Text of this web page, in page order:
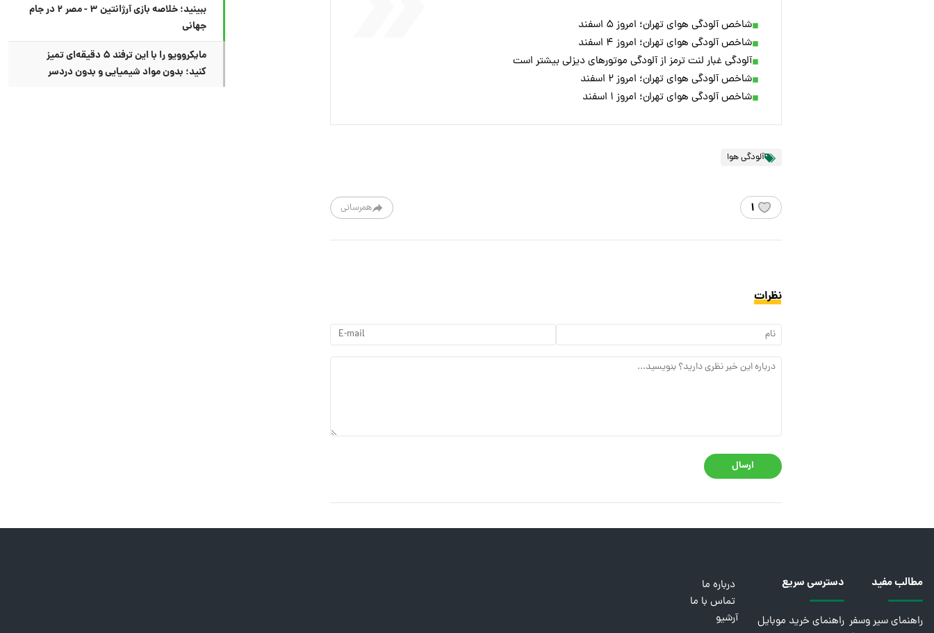
شاخص آلودگی هوای تهران؛ امروز ۵ اسفند
شاخص آلودگی هوای تهران؛ امروز ۴ اسفند
آلودگی غبار لنت ترمز از آلودگی موتورهای دیزلی بیشتر است
شاخص آلودگی هوای تهران؛ امروز ۲ اسفند
شاخص آلودگی هوای تهران؛ امروز ۱ اسفند
آلودگی هوا
همرسانی ۱
نظرات
ارسال
ببینید؛ خلاصه بازی آرژانتین ۳ - مصر ۲ در جام
جهانی
مایکروویو را با این ترفند ۵ دقیقه‌ای تمیز
کنید؛ بدون مواد شیمیایی و بدون دردسر
مطالب مفید
راهنمای سیر وسفر
دسترسی سریع
راهنمای خرید موبایل
درباره ما
تماس با ما
آرشیو